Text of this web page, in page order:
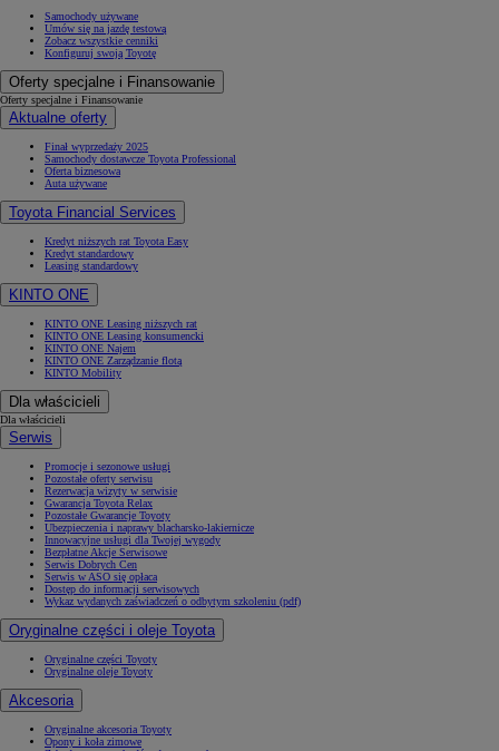
Samochody używane
Umów się na jazdę testową
Zobacz wszystkie cenniki
Konfiguruj swoją Toyotę
Oferty specjalne i Finansowanie
Oferty specjalne i Finansowanie
Aktualne oferty
Finał wyprzedaży 2025
Samochody dostawcze Toyota Professional
Oferta biznesowa
Auta używane
Toyota Financial Services
Kredyt niższych rat Toyota Easy
Kredyt standardowy
Leasing standardowy
KINTO ONE
KINTO ONE Leasing niższych rat
KINTO ONE Leasing konsumencki
KINTO ONE Najem
KINTO ONE Zarządzanie flotą
KINTO Mobility
Dla właścicieli
Dla właścicieli
Serwis
Promocje i sezonowe usługi
Pozostałe oferty serwisu
Rezerwacja wizyty w serwisie
Gwarancja Toyota Relax
Pozostałe Gwarancje Toyoty
Ubezpieczenia i naprawy blacharsko-lakiernicze
Innowacyjne usługi dla Twojej wygody
Bezpłatne Akcje Serwisowe
Serwis Dobrych Cen
Serwis w ASO się opłaca
Dostęp do informacji serwisowych
Wykaz wydanych zaświadczeń o odbytym szkoleniu (pdf)
Oryginalne części i oleje Toyota
Oryginalne części Toyoty
Oryginalne oleje Toyoty
Akcesoria
Oryginalne akcesoria Toyoty
Opony i koła zimowe